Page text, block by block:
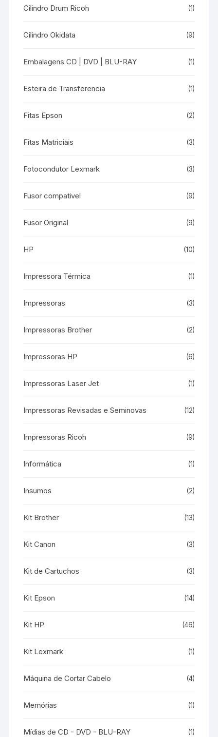
Cilindro Drum Ricoh (1)
Cilindro Okidata (9)
Embalagens CD | DVD | BLU-RAY (1)
Esteira de Transferencia (1)
Fitas Epson (2)
Fitas Matriciais (3)
Fotocondutor Lexmark (3)
Fusor compativel (9)
Fusor Original (9)
HP (10)
Impressora Térmica (1)
Impressoras (3)
Impressoras Brother (2)
Impressoras HP (6)
Impressoras Laser Jet (1)
Impressoras Revisadas e Seminovas (12)
Impressoras Ricoh (9)
Informática (1)
Insumos (2)
Kit Brother (13)
Kit Canon (3)
Kit de Cartuchos (3)
Kit Epson (14)
Kit HP (46)
Kit Lexmark (1)
Máquina de Cortar Cabelo (4)
Memórias (1)
Mídias de CD - DVD - BLU-RAY (1)